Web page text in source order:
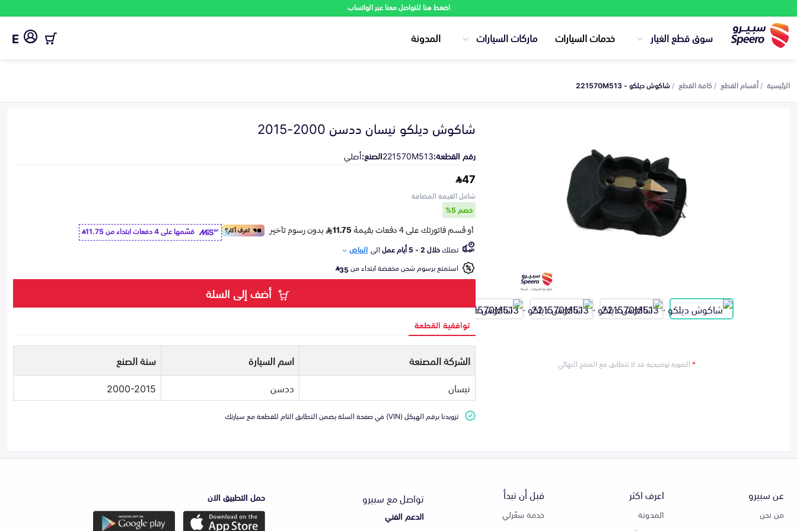
اضغط هنا للتواصل معنا عبر الواتساب
سوق قطع الغيار خدمات السيارات ماركات السيارات المدونة E
الرئيسية أقسام القطع كافة القطع شاكوش ديلكو - 221570M513
*الصورة توضيحية قد لا تتطابق مع المنتج النهائي
شاكوش ديلكو نيسان ددسن 2000-2015
رقم القطعة:221570M513الصنع:أصلي
47
شامل القيمة المضافة
خصم 5%
قسّمها على 4 دفعات ابتداء من
11.75
تصلكخلال 2 - 5 أيام عمل الى الرياض
استمتع برسوم شحن مخفضة ابتداء من35
أضف إلى السلة
توافقية القطعة
الشركة المصنعة اسم السيارة
سنة الصنع
نيسان
ددسن 2000-2015
تزويدنا برقم الهيكل (VIN) في صفحة السلة يضمن التطابق التام للقطعة مع سيارتك
عن سبيرو
من نحن
اعرف اكثر
المدونة
قبل أن تبدأ
خدمة سعّرلي
تواصل مع سبيرو
الدعم الفني
حمل التطبيق الان